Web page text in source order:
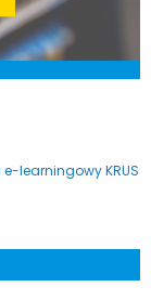
e-learningowy KRUS